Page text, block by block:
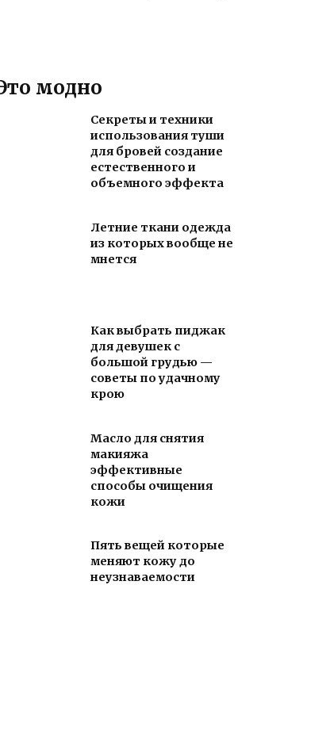
модно
Секреты и техники
использования туши
для бровей создание
естественного и
объемного эффекта
Летние ткани одежда
из которых вообще не
мнется
Как выбрать пиджак
для девушек с
большой грудью —
советы по удачному
крою
Масло для снятия
макияжа
эффективные
способы очищения
кожи
Пять вещей которые
меняют кожу до
неузнаваемости